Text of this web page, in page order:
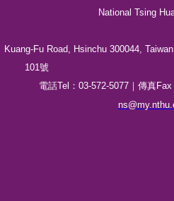
National Tsing
No. 101,
Kuang-Fu Road, Hsinchu 300044,
電話Tel：03-572-5077｜傳真